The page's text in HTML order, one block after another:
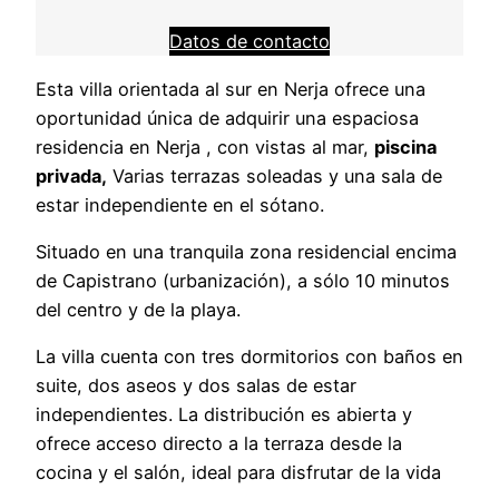
Datos de contacto
Esta villa orientada al sur en Nerja ofrece una
oportunidad única de adquirir una espaciosa
residencia en Nerja , con vistas al mar, piscina
privada, Varias terrazas soleadas y una sala de
estar independiente en el sótano.
Situado en una tranquila zona residencial encima
de Capistrano (urbanización), a sólo 10 minutos
del centro y de la playa.
La villa cuenta con tres dormitorios con baños en
suite, dos aseos y dos salas de estar
independientes. La distribución es abierta y
ofrece acceso directo a la terraza desde la
cocina y el salón, ideal para disfrutar de la vida